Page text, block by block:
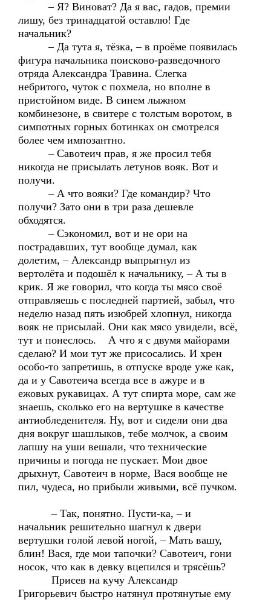
– Я? Виноват? Да я вас, гадов, премии
лишу, без тринадцатой оставлю! Где
начальник?
– Да тута я, тёзка, – в проёме появилась
фигура начальника поисково-разведочного
отряда Александра Травина. Слегка
небритого, чуток с похмела, но вполне в
пристойном виде. В синем лыжном
комбинезоне, в свитере с толстым воротом, в
симпотных горных ботинках он смотрелся
более чем импозантно.
– Савотеич прав, я же просил тебя
никогда не присылать летунов вояк. Вот и
получи.
– А что вояки? Где командир? Что
получи? Зато они в три раза дешевле
обходятся.
– Сэкономил, вот и не ори на
пострадавших, тут вообще думал, как
долетим, – Александр выпрыгнул из
вертолёта и подошёл к начальнику, – А ты в
крик. Я же говорил, что когда ты мясо своё
отправляешь с последней партией, забыл, что
неделю назад пять изюбрей хлопнул, никогда
вояк не присылай. Они как мясо увидели, всё,
тут и понеслось. А что я с двумя майорами
сделаю? И мои тут же присосались. И хрен
особо-то запретишь, в отпуске вроде уже как,
да и у Савотеича всегда все в ажуре и в
ежовых рукавицах. А тут спирта море, сам же
знаешь, сколько его на вертушке в качестве
антиобледенителя. Ну, вот и сидели они два
дня вокруг шашлыков, тебе молчок, а своим
лапшу на уши вешали, что технические
причины и погода не пускает. Мои двое
дрыхнут, Савотеич в норме, Вася вообще не
пил, чудеса, но прибыли живыми, всё пучком.
– Так, понятно. Пусти-ка, – и
начальник решительно шагнул к двери
вертушки голой левой ногой, – Мать вашу,
блин! Вася, где мои тапочки? Савотеич, гони
носок, что как в девку вцепился и трясёшь?
Присев на кучу Александр
Григорьевич быстро натянул протянутые ему